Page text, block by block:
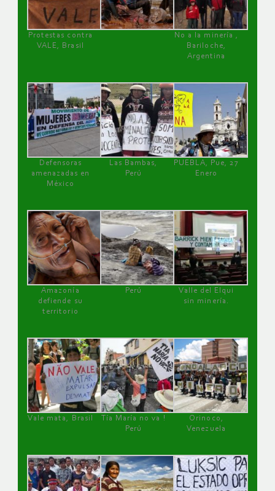
Protestas contra
VALE, Brasil
No a la minería ,
Bariloche,
Argentina
Defensoras
amenazadas en
México
Las Bambas,
Perú
PUEBLA, Pue, 27
Enero
Amazonía
defiende su
territorio
Perú
Valle del Elqui
sin minería.
Vale mata, Brasil
Tía María no va !
Perú
Orinoco,
Venezuela